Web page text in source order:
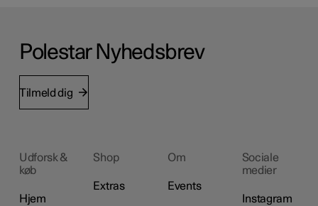
Polestar Nyhedsbrev
Tilmeld dig
Udforsk &
køb
Hjem
Shop
Extras
Om
Events
Sociale
medier
Instagram